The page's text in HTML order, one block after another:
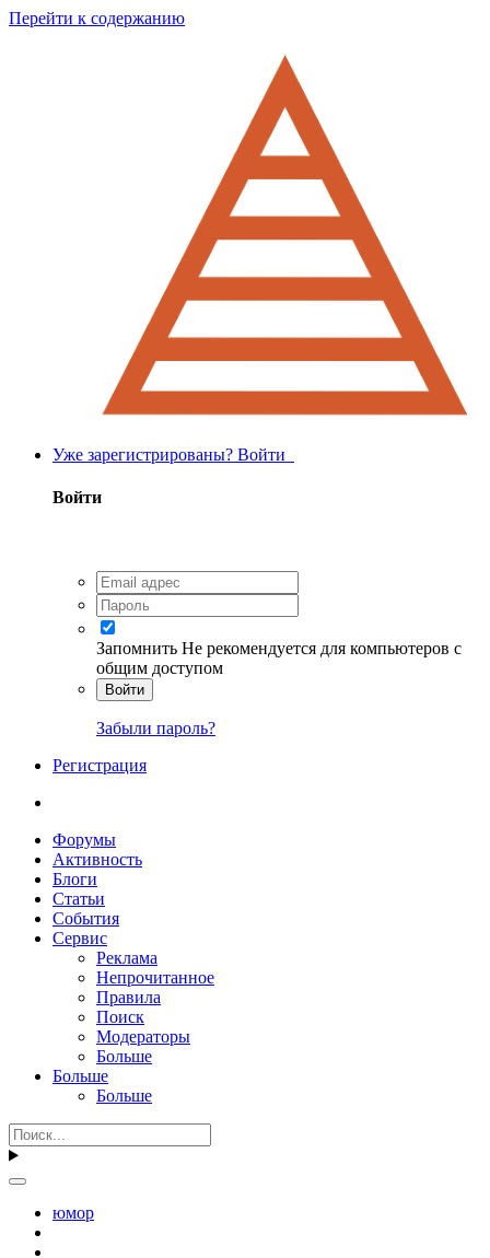
Перейти к содержанию
Уже зарегистрированы? Войти
Войти
Запомнить Не рекомендуется для компьютеров с
общим доступом
Войти
Забыли пароль?
Регистрация
Форумы
Активность
Блоги
Статьи
События
Сервис
Реклама
Непрочитанное
Правила
Поиск
Модераторы
Больше
Больше
Больше
юмор